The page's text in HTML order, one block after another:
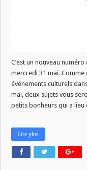
C’est un nouveau
mercredi 31 mai.
événements culturels
mai, deux sujets vous
petits bonheurs qui a lieu
…
Lire plus